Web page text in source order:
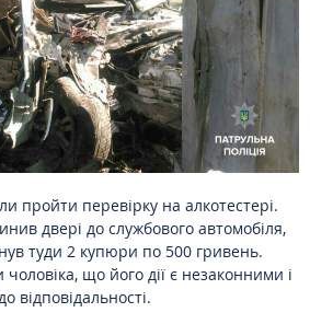
пройти перевірку на алкотестері.
двері до службового автомобіля,
туди 2 купюри по 500 гривень.
що його дії є незаконними і
відповідальності.